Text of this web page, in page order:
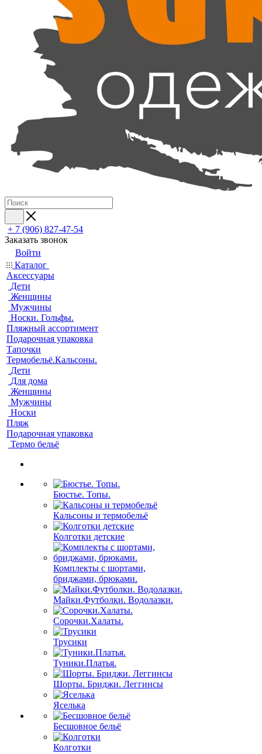
+ 7 (906) 827-47-54
Заказать звонок
Войти
Каталог
Аксессуары
Дети
Женщины
Мужчины
Носки. Гольфы.
Пляжный ассортимент
Подарочная упаковка
Тапочки
Термобельё.Кальсоны.
Дети
Для дома
Женщины
Мужчины
Носки
Пляж
Подарочная упаковка
Термо бельё
Бюстье. Топы.
Кальсоны и термобельё
Колготки детские
Комплекты с шортами,
бриджами, брюками.
Майки.Футболки. Водолазки.
Сорочки.Халаты.
Трусики
Туники.Платья.
Шорты. Бриджи. Леггинсы
Яселька
Бесшовное бельё
Колготки